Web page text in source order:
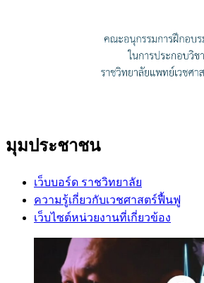
มุมประชาชน
เว็บบอร์ด ราชวิทยาลัย
ความรู้เกี่ยวกับเวชศาสตร์ฟื้นฟู
เว็บไซต์หน่วยงานที่เกี่ยวข้อง